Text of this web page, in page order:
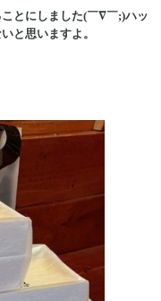
とにしました(￣∇￣;)ハッ
と思いますよ。